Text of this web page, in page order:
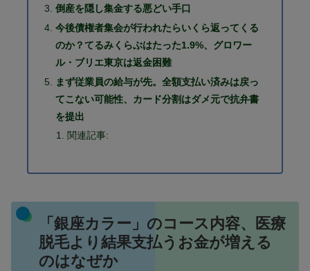
倒産を隠し集金する悪どい手口
今後債権者集会が行われたらいくら返ってくる
のか？てるみくらぶはたった1.9%、グロワー
ル・ブリエ東京は返金困難
まず従業員の給与が先。全額支払い済みは戻っ
てこない可能性、カード分割はダメ元で抗弁書
を提出
関連記事:
「銀座カラー」のコース内容、医療
脱毛より結果支払うお金が増える
のはなぜか